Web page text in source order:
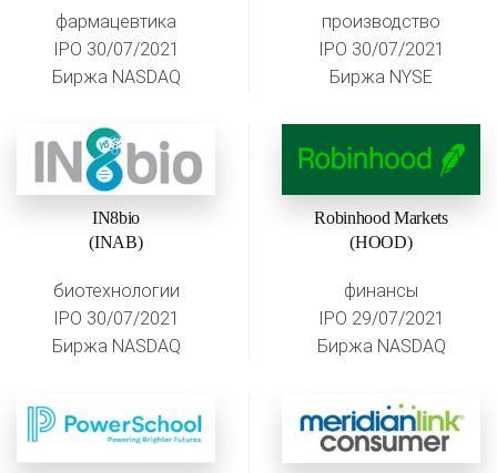
фармацевтика
IPO 30/07/2021
Биржа NASDAQ
производство
IPO 30/07/2021
Биржа NYSE
IN8bio
(INAB)
биотехнологии
IPO 30/07/2021
Биржа NASDAQ
Robinhood Markets
(HOOD)
финансы
IPO 29/07/2021
Биржа NASDAQ